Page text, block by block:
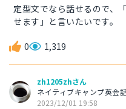
定型文でなら話せるので、
せます」と言いたいです。
0 1,319
zh1205zhさん
ネイティブキャンプ英会
2023/12/01 19:58